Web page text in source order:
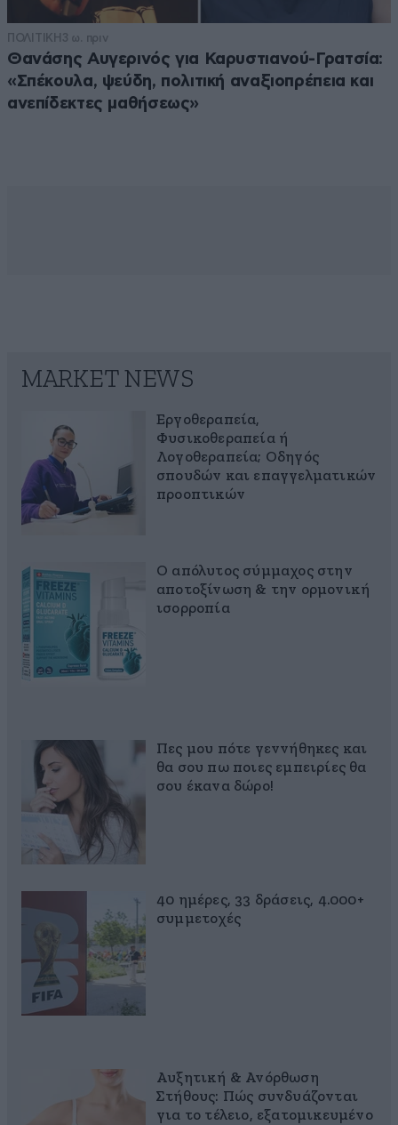
ΠΟΛΙΤΙΚΗ 3 ω. πριν
Θανάσης Αυγερινός για Καρυστιανού-Γρατσία:
«Σπέκουλα, ψεύδη, πολιτική αναξιοπρέπεια και
ανεπίδεκτες μαθήσεως»
MARKET NEWS
Εργοθεραπεία,
Φυσικοθεραπεία ή
Λογοθεραπεία; Οδηγός
σπουδών και επαγγελματικών
προοπτικών
Ο απόλυτος σύμμαχος στην
αποτοξίνωση & την ορμονική
ισορροπία
Πες μου πότε γεννήθηκες και
θα σου πω ποιες εμπειρίες θα
σου έκανα δώρο!
40 ημέρες, 33 δράσεις, 4.000+
συμμετοχές
Αυξητική & Ανόρθωση
Στήθους: Πώς συνδυάζονται
για το τέλειο, εξατομικευμένο